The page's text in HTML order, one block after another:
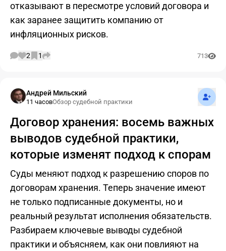
отказывают в пересмотре условий договора и
как заранее защитить компанию от
инфляционных рисков.
2 1 713
Андрей Мильский
11 часовОбзор судебной практики
Договор хранения: восемь важных
выводов судебной практики,
которые изменят подход к спорам
Суды меняют подход к разрешению споров по
договорам хранения. Теперь значение имеют
не только подписанные документы, но и
реальный результат исполнения обязательств.
Разбираем ключевые выводы судебной
практики и объясняем, как они повлияют на